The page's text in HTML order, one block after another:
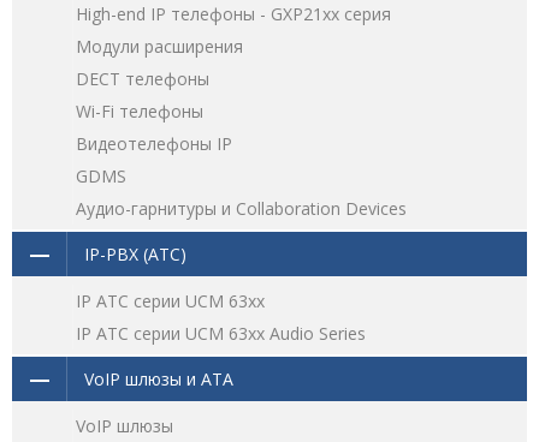
High-end IP телефоны - GXP21хх серия
Модули расширения
DECT телефоны
Wi-Fi телефоны
Видеотелефоны IP
GDMS
Аудио-гарнитуры и Collaboration Devices
IP-PBX (АТС)
IP АТС серии UCM 63xx
IP АТС серии UCM 63xx Audio Series
VoIP шлюзы и ATA
VoIP шлюзы